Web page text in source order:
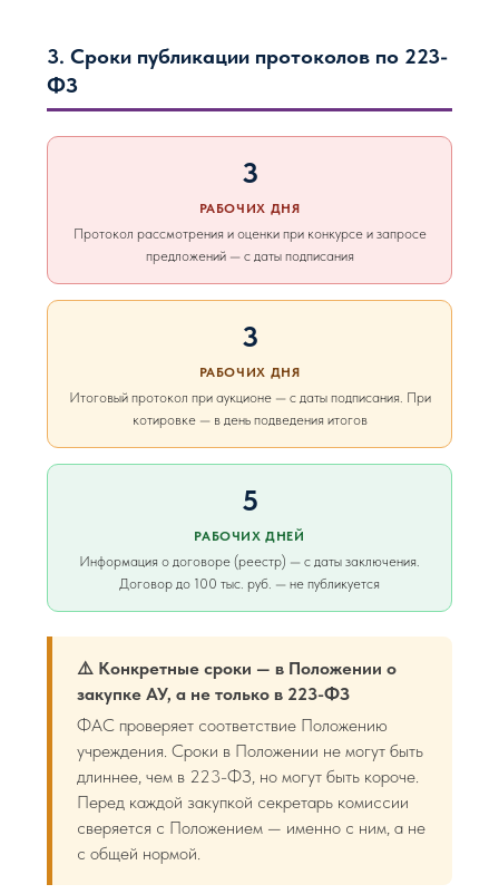
3. Сроки публикации протоколов по 223-
ФЗ
3
РАБОЧИХ ДНЯ
Протокол рассмотрения и оценки при конкурсе и запросе
предложений — с даты подписания
3
РАБОЧИХ ДНЯ
Итоговый протокол при аукционе — с даты подписания. При
котировке — в день подведения итогов
5
РАБОЧИХ ДНЕЙ
Информация о договоре (реестр) — с даты заключения.
Договор до 100 тыс. руб. — не публикуется
⚠️ Конкретные сроки — в Положении о
закупке АУ, а не только в 223-ФЗ
ФАС проверяет соответствие Положению
учреждения. Сроки в Положении не могут быть
длиннее, чем в 223-ФЗ, но могут быть короче.
Перед каждой закупкой секретарь комиссии
сверяется с Положением — именно с ним, а не
с общей нормой.